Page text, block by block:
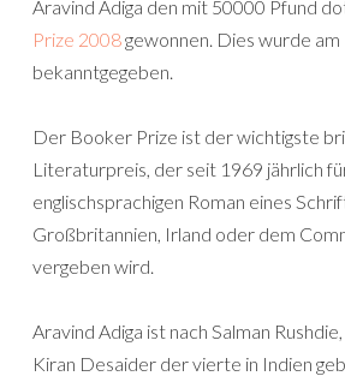
Aravind Adiga den mit 50000 Pfund
Prize 2008gewonnen. Dies wurde
bekanntgegeben.
Der Booker Prize ist der wichtigste
Literaturpreis, der seit 1969 jährlich
englischsprachigen Roman eines
Großbritannien, Irland oder dem
vergeben wird.
Aravind Adiga ist nach Salman
Kiran Desaider der vierte in Indien